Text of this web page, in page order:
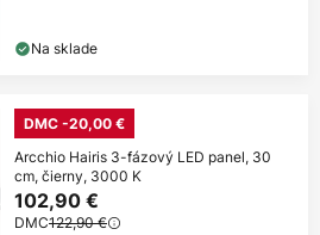
Na sklade
DMC -20,00 €
Arcchio Hairis 3-fázový LED panel, 30
cm, čierny, 3000 K
102,90 €
DMC122,90 €